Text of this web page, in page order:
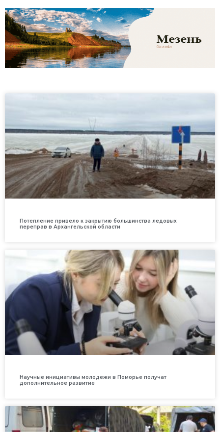
Потепление привело к закрытию большинства ледовых
переправ в Архангельской области
Научные инициативы молодежи в Поморье получат
дополнительное развитие